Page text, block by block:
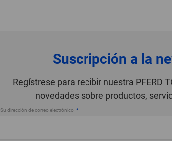
Suscripción a la
Regístrese para recibir nuestra PFERD
novedades sobre productos,
Su dirección de correo electrónico